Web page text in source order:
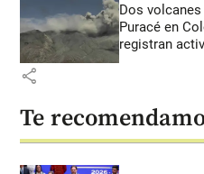
Dos
Puracé en
registran
share
Te